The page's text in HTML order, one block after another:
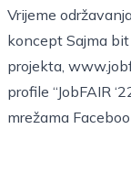
Vrijeme
koncept Sajma
projekta,
profile “JobFAIR
mrežama